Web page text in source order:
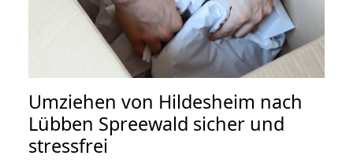
Umziehen von Hildesheim nach
Lübben Spreewald sicher und
stressfrei